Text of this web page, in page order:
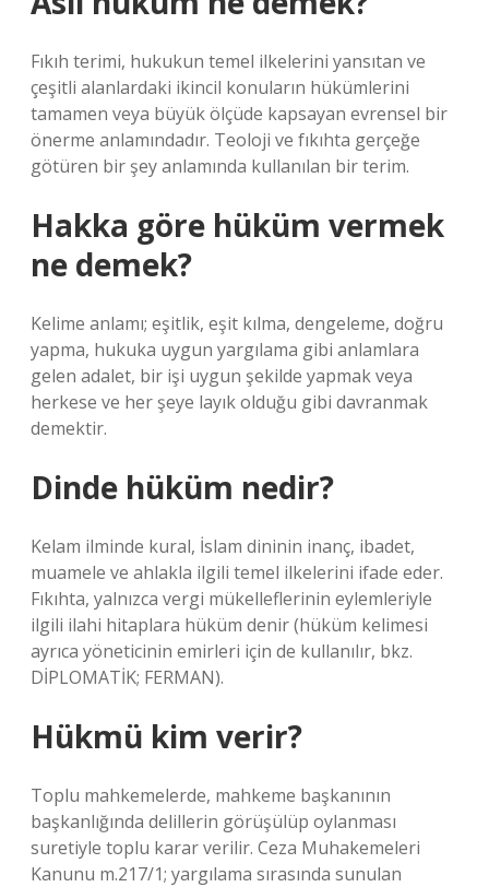
Fıkıh terimi, hukukun temel ilkelerini yansıtan ve
çeşitli alanlardaki ikincil konuların hükümlerini
tamamen veya büyük ölçüde kapsayan evrensel bir
önerme anlamındadır. Teoloji ve fıkıhta gerçeğe
götüren bir şey anlamında kullanılan bir terim.
Hakka göre hüküm vermek
ne demek?
Kelime anlamı; eşitlik, eşit kılma, dengeleme, doğru
yapma, hukuka uygun yargılama gibi anlamlara
gelen adalet, bir işi uygun şekilde yapmak veya
herkese ve her şeye layık olduğu gibi davranmak
demektir.
Dinde hüküm nedir?
Kelam ilminde kural, İslam dininin inanç, ibadet,
muamele ve ahlakla ilgili temel ilkelerini ifade eder.
Fıkıhta, yalnızca vergi mükelleflerinin eylemleriyle
ilgili ilahi hitaplara hüküm denir (hüküm kelimesi
ayrıca yöneticinin emirleri için de kullanılır, bkz.
DİPLOMATİK; FERMAN).
Hükmü kim verir?
Toplu mahkemelerde, mahkeme başkanının
başkanlığında delillerin görüşülüp oylanması
suretiyle toplu karar verilir. Ceza Muhakemeleri
Kanunu m.217/1; yargılama sırasında sunulan